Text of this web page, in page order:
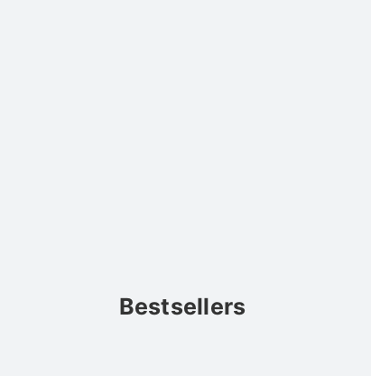
Bestsellers